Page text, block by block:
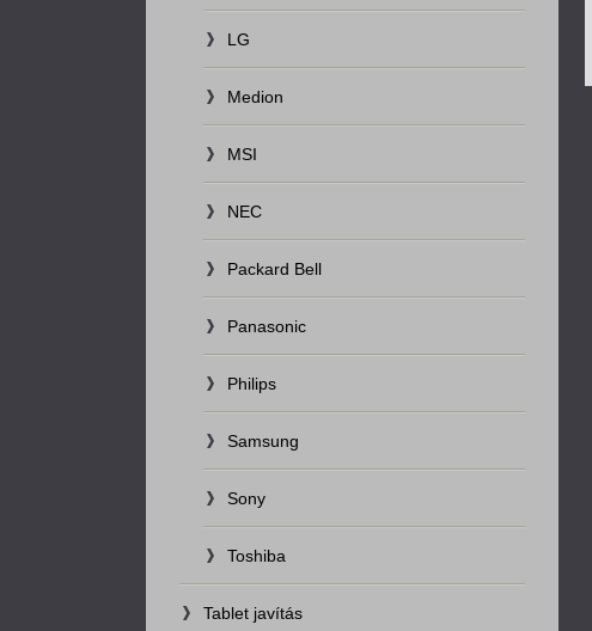
LG
Medion
MSI
NEC
Packard Bell
Panasonic
Philips
Samsung
Sony
Toshiba
Tablet javítás